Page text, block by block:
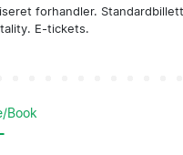
forhandler.
E-tickets.
Book